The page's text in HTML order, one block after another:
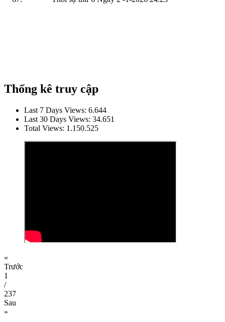
Thống kê truy cập
Last 7 Days Views: 6.644
Last 30 Days Views: 34.651
Total Views: 1.150.525
«
Trước
1
/
237
Sau
»